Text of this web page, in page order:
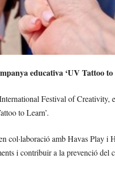
educativa ‘UV Tattoo to
Festival of Creativity,
to Learn’.
col·laboració amb Havas Play i
i contribuir a la prevenció del